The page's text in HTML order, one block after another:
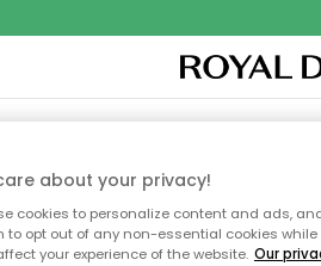
TEKSTIL & TÆPPERKØKKENET
about your privacy!
cookies to personalize content and ads,
to opt out of any non-essential cookies
your experience of the website. Our